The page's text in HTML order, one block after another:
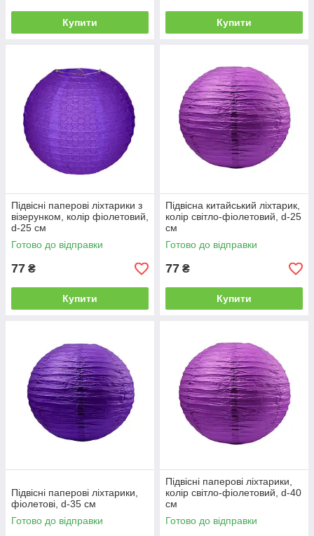
Купити Купити
Підвісні паперові ліхтарики з
візерунком, колір фіолетовий,
d-25 см
Готово до відправки
77 ₴
Купити
Підвісна китайський ліхтарик,
колір світло-фіолетовий, d-25
см
Готово до відправки
77 ₴
Купити
Підвісні паперові ліхтарики,
фіолетові, d-35 см
Готово до відправки
Підвісні паперові ліхтарики,
колір світло-фіолетовий, d-40
см
Готово до відправки